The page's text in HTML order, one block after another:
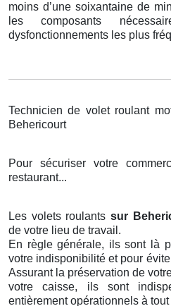
moins d’une soixantaine de
les composants
dysfonctionnements les plus
Technicien de volet roulant
Behericourt
Pour sécuriser votre
restaurant...
Les volets roulantssur
de votre lieu de travail.
En règle générale, ils sont là
votre indisponibilité et pour
Assurant la préservation de
votre caisse, ils sont
entièrement opérationnels à tout